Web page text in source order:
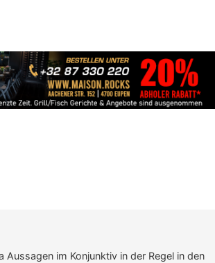
im Konjunktiv in der Regel in den